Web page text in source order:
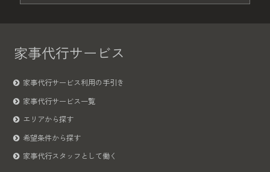
家事代行サービス
家事代行サービス利用の手引き
家事代行サービス一覧
エリアから探す
希望条件から探す
家事代行スタッフとして働く